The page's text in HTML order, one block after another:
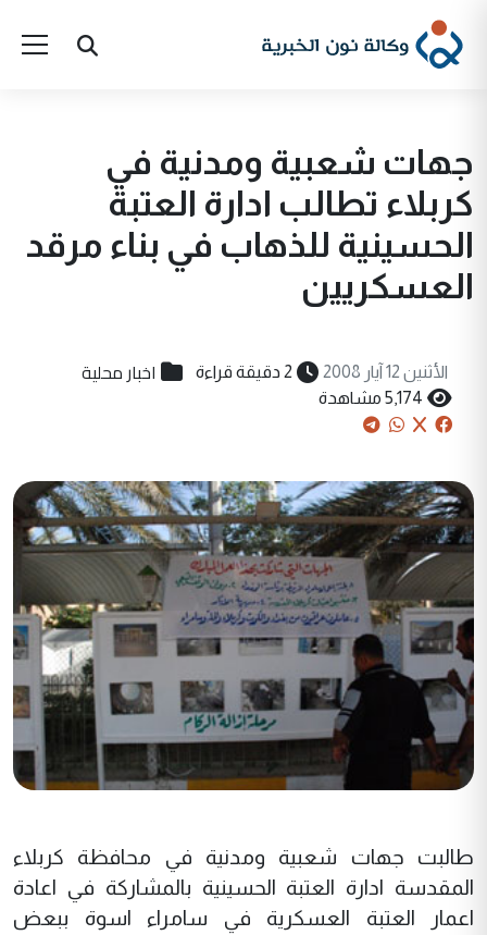
جهات شعبية ومدنية في
كربلاء تطالب ادارة العتبة
الحسينية للذهاب في بناء مرقد
العسكريين
الأثنين 12 آيار 2008 2 دقيقة قراءة اخبار محلية
5,174 مشاهدة
طالبت جهات شعبية ومدنية في محافظة كربلاء
المقدسة ادارة العتبة الحسينية بالمشاركة في اعادة
اعمار العتبة العسكرية في سامراء اسوة ببعض